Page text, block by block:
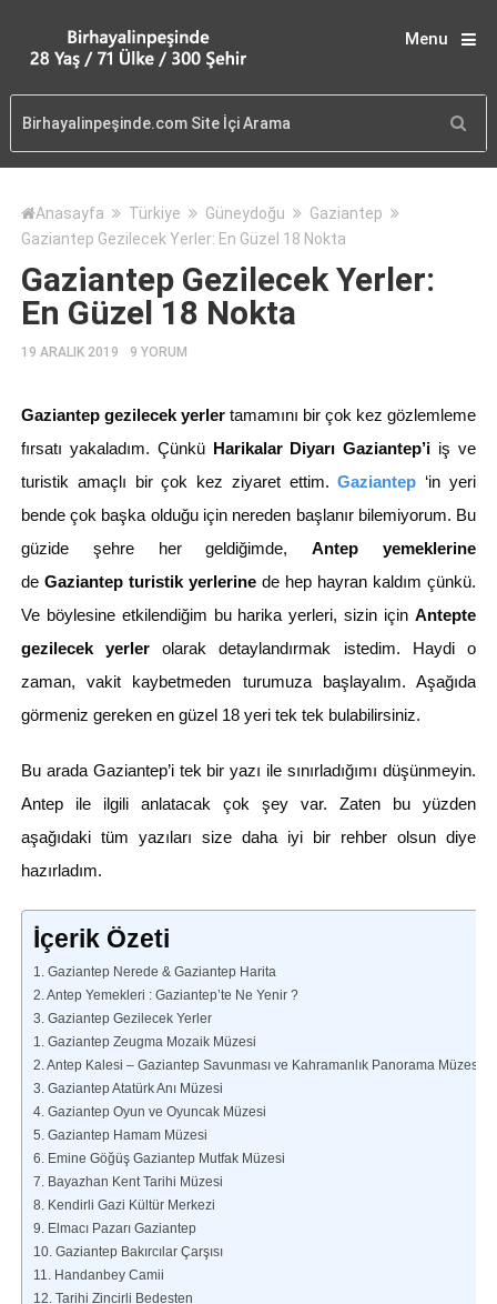
Menu
Anasayfa Türkiye Güneydoğu
Gaziantep
Gaziantep Gezilecek Yerler: En Güzel 18 Nokta
Gaziantep Gezilecek Yerler:
En Güzel 18 Nokta
19 ARALIK 2019 9 YORUM
Gaziantep gezilecek yerler tamamını bir çok kez gözlemleme
fırsatı yakaladım. Çünkü Harikalar Diyarı Gaziantep’i iş ve
turistik amaçlı bir çok kez ziyaret ettim.Gaziantep ‘in yeri
bende çok başka olduğu için nereden başlanır bilemiyorum. Bu
güzide şehre her geldiğimde,Antep yemeklerine
de Gaziantep turistik yerlerine de hep hayran kaldım çünkü.
Ve böylesine etkilendiğim bu harika yerleri, sizin içinAntepte
gezilecek yerlerolarak detaylandırmak istedim. Haydi o
zaman, vakit kaybetmeden turumuza başlayalım. Aşağıda
görmeniz gereken en güzel 18 yeri tek tek bulabilirsiniz.
Bu arada Gaziantep’i tek bir yazı ile sınırladığımı düşünmeyin.
Antep ile ilgili anlatacak çok şey var. Zaten bu yüzden
aşağıdaki tüm yazıları size daha iyi bir rehber olsun diye
hazırladım.
İçerik Özeti
1. Gaziantep Nerede & Gaziantep Harita
2. Antep Yemekleri : Gaziantep’te Ne Yenir ?
3. Gaziantep Gezilecek Yerler
1. Gaziantep Zeugma Mozaik Müzesi
2. Antep Kalesi – Gaziantep Savunması ve Kahramanlık Panorama Müzesi
3. Gaziantep Atatürk Anı Müzesi
4. Gaziantep Oyun ve Oyuncak Müzesi
5. Gaziantep Hamam Müzesi
6. Emine Göğüş Gaziantep Mutfak Müzesi
7. Bayazhan Kent Tarihi Müzesi
8. Kendirli Gazi Kültür Merkezi
9. Elmacı Pazarı Gaziantep
10. Gaziantep Bakırcılar Çarşısı
11. Handanbey Camii
12. Tarihi Zincirli Bedesten